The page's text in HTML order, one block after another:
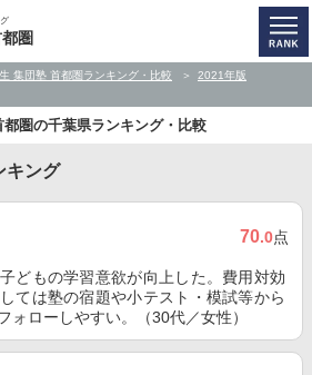
圏
集団塾 首都圏ランキング・比較
2021年版
都圏の千葉県ランキング・比較
キング
70.0点
どもの学習意欲が向上した。費用対効
ては塾の宿題や小テスト・模試等から
ォローしやすい。（30代／女性）